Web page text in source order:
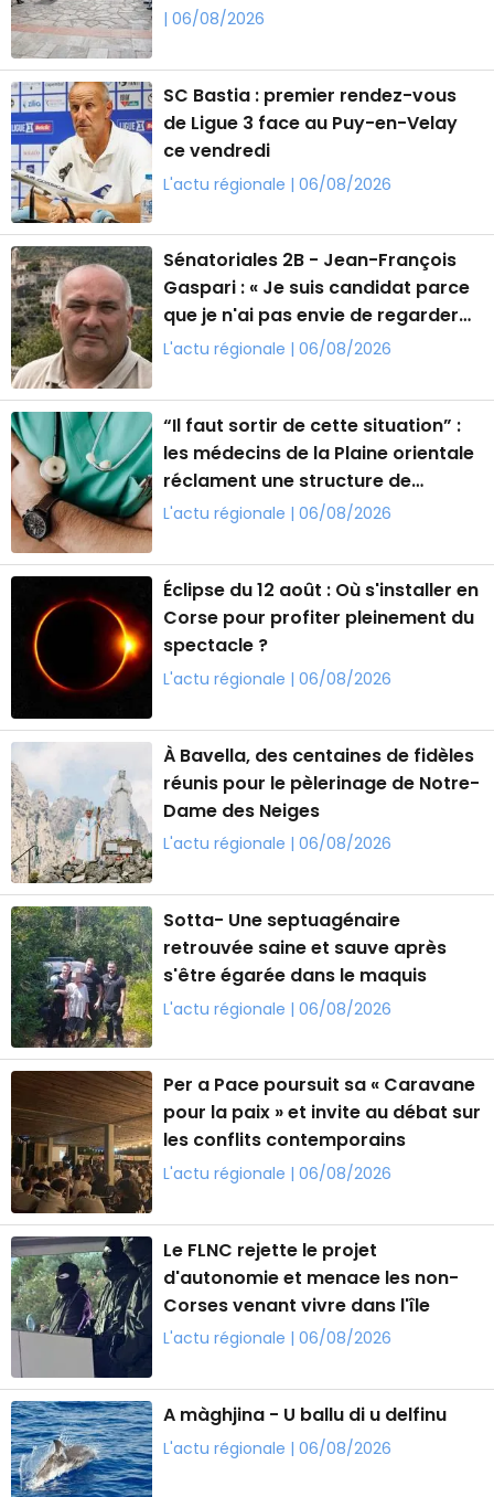
| 06/08/2026
SC Bastia : premier rendez-vous
de Ligue 3 face au Puy-en-Velay
ce vendredi
L'actu régionale | 06/08/2026
Sénatoriales 2B - Jean-François
Gaspari : « Je suis candidat parce
que je n'ai pas envie de regarder
nos villages s'éteindre »
L'actu régionale | 06/08/2026
“Il faut sortir de cette situation” :
les médecins de la Plaine orientale
réclament une structure de
proximité
L'actu régionale | 06/08/2026
Éclipse du 12 août : Où s'installer en
Corse pour profiter pleinement du
spectacle ?
L'actu régionale | 06/08/2026
À Bavella, des centaines de fidèles
réunis pour le pèlerinage de Notre-
Dame des Neiges
L'actu régionale | 06/08/2026
Sotta- Une septuagénaire
retrouvée saine et sauve après
s'être égarée dans le maquis
L'actu régionale | 06/08/2026
Per a Pace poursuit sa « Caravane
pour la paix » et invite au débat sur
les conflits contemporains
L'actu régionale | 06/08/2026
Le FLNC rejette le projet
d'autonomie et menace les non-
Corses venant vivre dans l'île
L'actu régionale | 06/08/2026
A màghjina - U ballu di u delfinu
L'actu régionale | 06/08/2026